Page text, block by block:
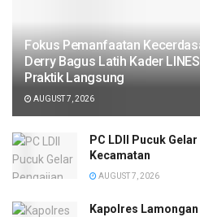
Fokus Pemanfaatan
Derry Bagus Latih Kader
Praktik Langsung
AUGUST 7, 2026
PC LDII Pucuk
Kecamatan
AUGUST 7, 2026
Kapolres